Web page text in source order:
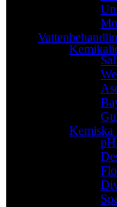
Kemiska